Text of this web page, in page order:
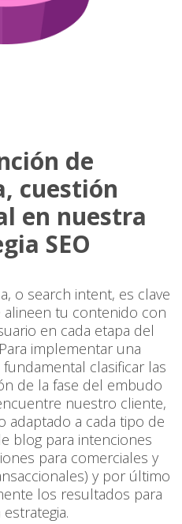
de
cuestión
en nuestra
SEO
o search intent, es clave
alineen tu contenido con
en cada etapa del
implementar una
fundamental clasificar las
de la fase del embudo
nuestro cliente,
adaptado a cada tipo de
blog para intenciones
para comerciales y
y por último
los resultados para